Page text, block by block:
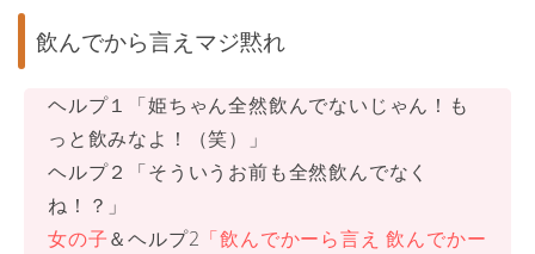
飲んでから言えマジ黙れ
ヘルプ１「姫ちゃん全然飲んでないじゃん！も
っと飲みなよ！（笑）」
ヘルプ２「そういうお前も全然飲んでなく
ね！？」
女の子＆ヘルプ2 「飲んでかーら言え 飲んでかー